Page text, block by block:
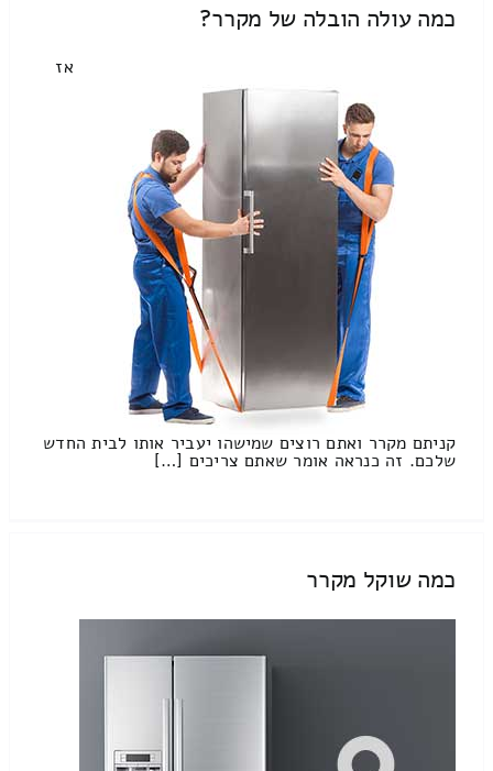
כמה עולה הובלה של מקרר?
אז
קניתם מקרר ואתם רוצים שמישהו יעביר אותו לבית החדש
שלכם. זה כנראה אומר שאתם צריכים […]
כמה שוקל מקרר